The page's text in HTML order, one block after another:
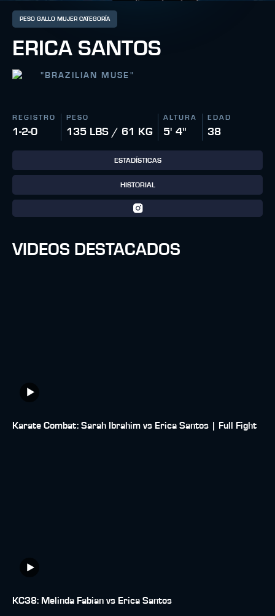
PESO GALLO MUJER CATEGORÍA
ERICA SANTOS
" BRAZILIAN MUSE "
REGISTRO
1-2-0
PESO
135 LBS / 61 KG
ALTURA
5' 4"
EDAD
38
ESTADÍSTICAS
HISTORIAL
VIDEOS DESTACADOS
Karate Combat: Sarah Ibrahim vs Erica Santos | Full Fight
KC38: Melinda Fabian vs Erica Santos